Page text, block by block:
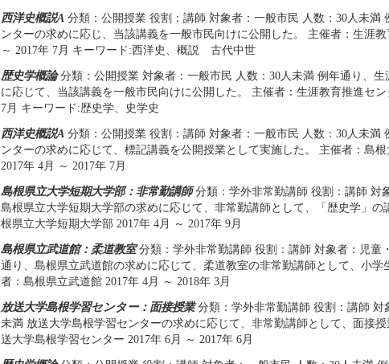
西洋史概説A 分類：公開授業 役割：講師 対象者：一般市民 人数：30人未満
ンターの求めに応じ、当該講義を一般市民向けに公開した。 主催者：生涯教
～ 2017年 7月 キーワード:西洋史、概説 古代中世
歴史学概論分類：公開授業 対象者：一般市民 人数：30人未満 例年通り、生
に応じて、当該講義を一般市民向けに公開した。 主催者：生涯教育推進セン
7月 キーワード:歴史学、史学史
西洋史概説A 分類：公開授業 役割：講師 対象者：一般市民 人数：30人未満
ンターの求めに応じて、標記講義を公開授業として実施した。 主催者：島
2017年 4月 ～ 2017年 7月
島根県立大学短期大学部：非常勤講師分類：学外非常勤講師 役割：講師 対
島根県立大学短期大学部の求めに応じて、非常勤講師として、「歴史学」の
根県立大学短期大学部 2017年 4月 ～ 2017年 9月
島根県立武道館：柔道教室分類：学外非常勤講師 役割：講師 対象者：児童
通り、島根県立武道館の求めに応じて、柔道教室の非常勤講師として、小学
者：島根県立武道館 2017年 4月 ～ 2018年 3月
放送大学島根学習センター：面接授業分類：学外非常勤講師 役割：講師 対
未満 放送大学島根学習センターの求めに応じて、非常勤講師として、面接
送大学島根学習センター 2017年 6月 ～ 2017年 6月